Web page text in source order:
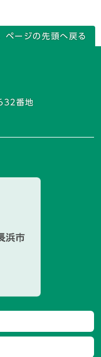
ページの先頭へ戻る
番地